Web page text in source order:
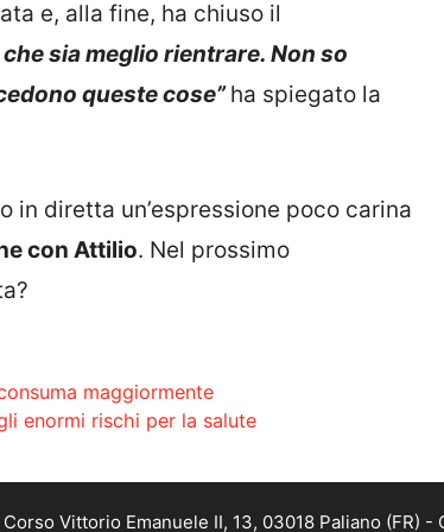
e, alla fine, ha chiuso il
che sia meglio rientrare. Non so
queste cose” ha spiegato la
diretta un’espressione poco carina
con Attilio. Nel prossimo
maggiormente
enormi rischi per la salute
Vittorio Emanuele II, 13, 03018 Paliano (FR)